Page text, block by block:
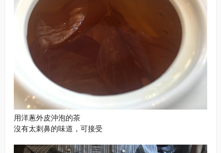
用洋蔥外皮沖泡的茶
沒有太刺鼻的味道，可接受